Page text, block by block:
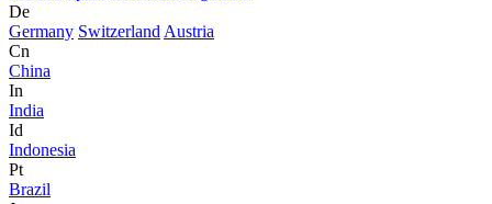
De
Germany Switzerland Austria
Cn
China
In
India
Id
Indonesia
Pt
Brazil